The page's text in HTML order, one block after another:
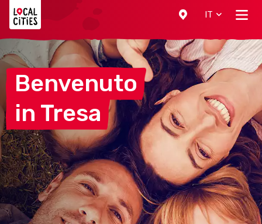
IT
Benvenuto
in Tresa